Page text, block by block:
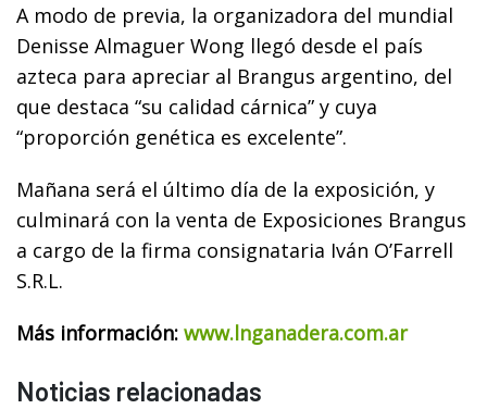
A modo de previa, la organizadora del mundial
Denisse Almaguer Wong llegó desde el país
azteca para apreciar al Brangus argentino, del
que destaca “su calidad cárnica” y cuya
“proporción genética es excelente”.
Mañana será el último día de la exposición, y
culminará con la venta de Exposiciones Brangus
a cargo de la firma consignataria Iván O’Farrell
S.R.L.
Más información: www.lnganadera.com.ar
Noticias relacionadas